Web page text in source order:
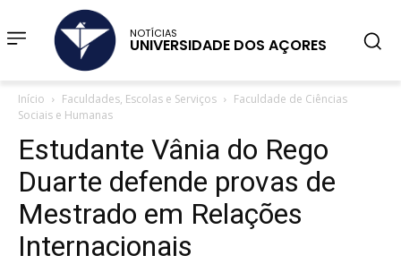
NOTÍCIAS
UNIVERSIDADE DOS AÇORES
Início Faculdades, Escolas e Serviços
Faculdade de Ciências
Sociais e Humanas
Estudante Vânia do Rego
Duarte defende provas de
Mestrado em Relações
Internacionais